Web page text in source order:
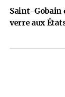
Saint-Gobain
verre aux